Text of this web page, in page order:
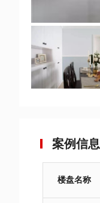
案例信息
楼盘名称